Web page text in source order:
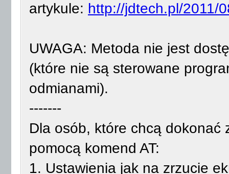
artykule: http://jdtech.pl/2011/
UWAGA: Metoda nie jest
(które nie są sterowane
odmianami).
-------
Dla osób, które chcą dokonać
pomocą komend AT:
1. Ustawienia jak na zrzucie